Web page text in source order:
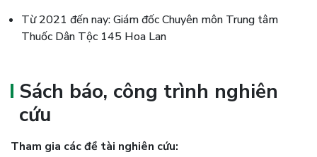
Từ 2021 đến nay: Giám đốc Chuyên môn Trung tâm
Thuốc Dân Tộc 145 Hoa Lan
Sách báo, công trình nghiên
cứu
Tham gia các đề tài nghiên cứu: